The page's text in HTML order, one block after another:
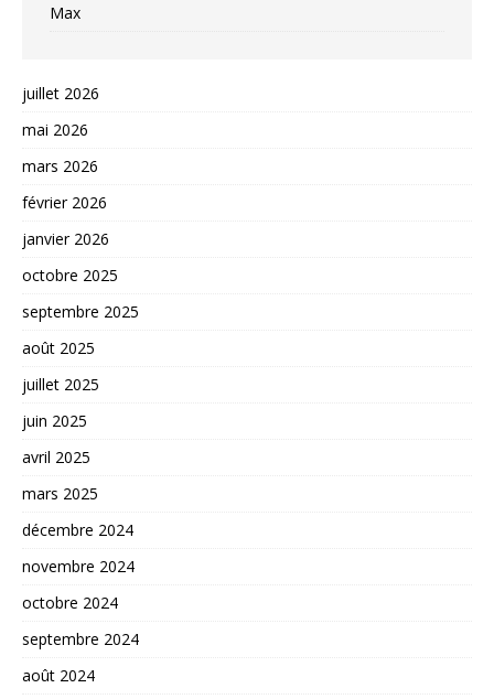
Max
juillet 2026
mai 2026
mars 2026
février 2026
janvier 2026
octobre 2025
septembre 2025
août 2025
juillet 2025
juin 2025
avril 2025
mars 2025
décembre 2024
novembre 2024
octobre 2024
septembre 2024
août 2024